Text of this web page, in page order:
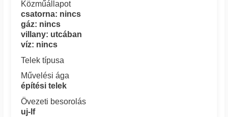
Közműállapot
csatorna: nincs
gáz: nincs
villany: utcában
víz: nincs
Telek típusa
Művelési ága
építési telek
Övezeti besorolás
uj-lf